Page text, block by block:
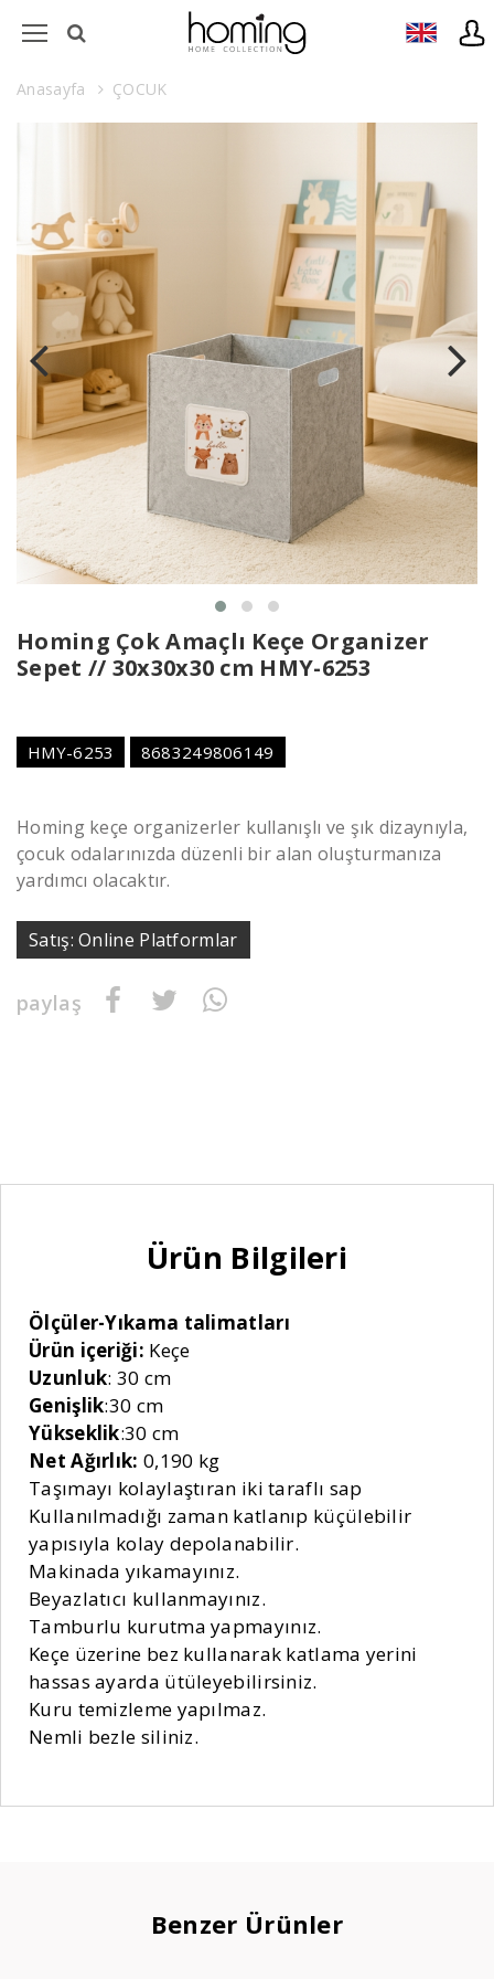
Anasayfa ÇOCUK
Homing Çok Amaçlı Keçe Organizer
Sepet // 30x30x30 cm HMY-6253
HMY-6253 8683249806149
Homing keçe organizerler kullanışlı ve şık dizaynıyla,
çocuk odalarınızda düzenli bir alan oluşturmanıza
yardımcı olacaktır.
Satış: Online Platformlar
paylaş
Ürün Bilgileri
Ölçüler-Yıkama talimatları
Ürün içeriği: Keçe
Uzunluk: 30 cm
Genişlik:30 cm
Yükseklik:30 cm
Net Ağırlık: 0,190 kg
Taşımayı kolaylaştıran iki taraflı sap
Kullanılmadığı zaman katlanıp küçülebilir
yapısıyla kolay depolanabilir.
Makinada yıkamayınız.
Beyazlatıcı kullanmayınız.
Tamburlu kurutma yapmayınız.
Keçe üzerine bez kullanarak katlama yerini
hassas ayarda ütüleyebilirsiniz.
Kuru temizleme yapılmaz.
Nemli bezle siliniz.
Benzer Ürünler